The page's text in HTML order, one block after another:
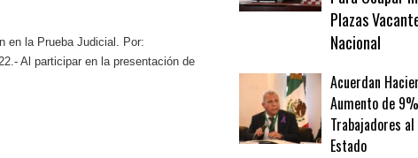
en la Prueba Judicial. Por:
Al participar en la presentación de
Plazas
Nacional
Acuerdan
Aumento de
Trabajadores
Estado